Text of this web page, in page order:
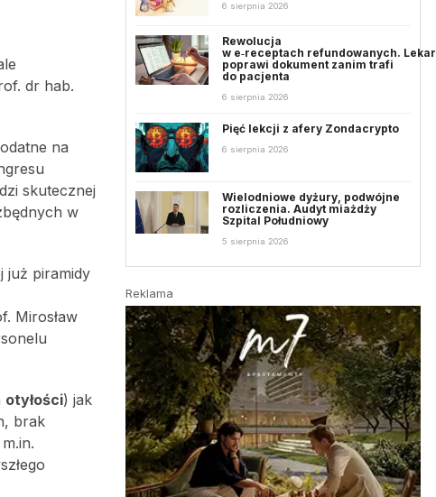
dr hab.
na
skutecznej
w
już piramidy
Mirosław
otyłości) jak
brak
6 sierpnia 2026
Rewolucja
w e‑receptach refundowanych.
poprawi dokument zanim trafi
do pacjenta
6 sierpnia 2026
Pięć lekcji z afery Zondacrypto
6 sierpnia 2026
Wielodniowe dyżury, podwójne
rozliczenia. Audyt miażdży
Szpital Południowy
5 sierpnia 2026
Reklama